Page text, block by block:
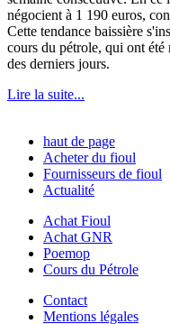
négocient à 1 190 euros,
Cette tendance baissière
cours du pétrole, qui ont
des derniers jours.
Lire la suite...
haut de page
Acheter du fioul
Fournisseurs de fioul
Actualité
Achat Fioul
Achat GNR
Poemop
Cours du Pétrole
Contact
Mentions légales